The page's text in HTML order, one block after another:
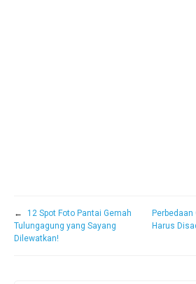
←
12 Spot Foto Pantai Gemah
Tulungagung yang Sayang
Dilewatkan!
Harus